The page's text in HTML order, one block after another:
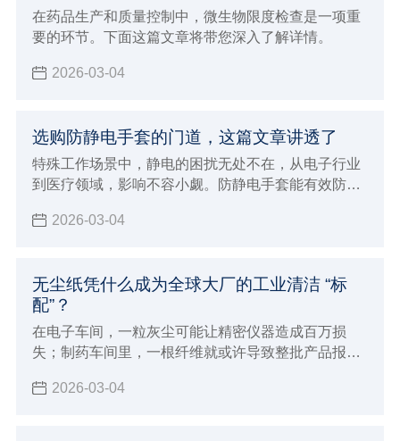
在药品生产和质量控制中，微生物限度检查是一项重
要的环节。下面这篇文章将带您深入了解详情。
2026-03-04
选购防静电手套的门道，这篇文章讲透了
特殊工作场景中，静电的困扰无处不在，从电子行业
到医疗领域，影响不容小觑。防静电手套能有效防
挑选适合的防静电手套。
2026-03-04
无尘纸凭什么成为全球大厂的工业清洁 “标
配”？
在电子车间，一粒灰尘可能让精密仪器造成百万损
失；制药车间里，一根纤维就或许导致整批产品报
洁革命”，而核心 “武器”，竟是看似普通的无尘纸。
2026-03-04